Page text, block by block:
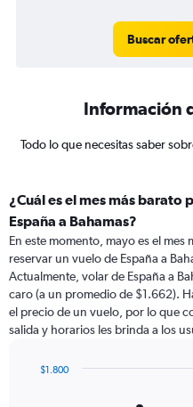
Buscar
Información
Todo lo que necesitas saber
¿Cuál es el mes más barato
España a Bahamas?
En este momento, mayo es el mes
reservar un vuelo de España a
Actualmente, volar de España a
caro (a un promedio de $1.662).
el precio de un vuelo, por lo que
salida y horarios les brinda a los
$1.800